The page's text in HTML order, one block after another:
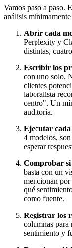
Vamos paso a paso.
análisis
Abrir cada
Perplexity y
distintas,
Escribir los
con uno solo.
clientes
laboralista
centro". Un
auditoría.
Ejecutar
4 modelos,
esperar
Comprobar si
basta con un
mencionan por
qué
como fuente.
Registrar los
columnas para
sentimiento y